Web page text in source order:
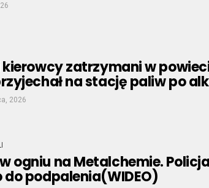
kierowcy zatrzymani w
na stację paliw po
2026
ogniu na Metalchemie.
do podpalenia(WIDEO)